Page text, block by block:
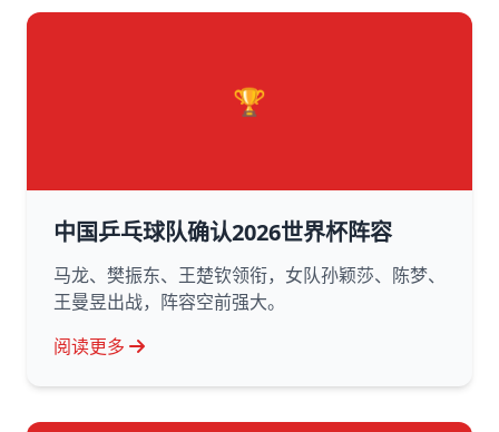
🏆
中国乒乓球队确认2026世界杯阵容
马龙、樊振东、王楚钦领衔，女队孙颖莎、陈梦、
王曼昱出战，阵容空前强大。
阅读更多